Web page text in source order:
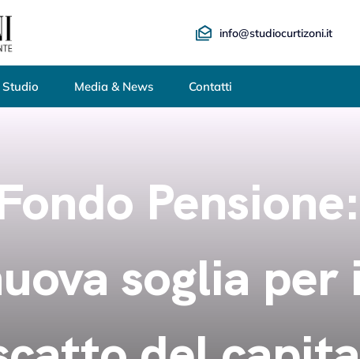
info@studiocurtizoni.it
Studio Media & News Contatti
Pensione:
soglia per